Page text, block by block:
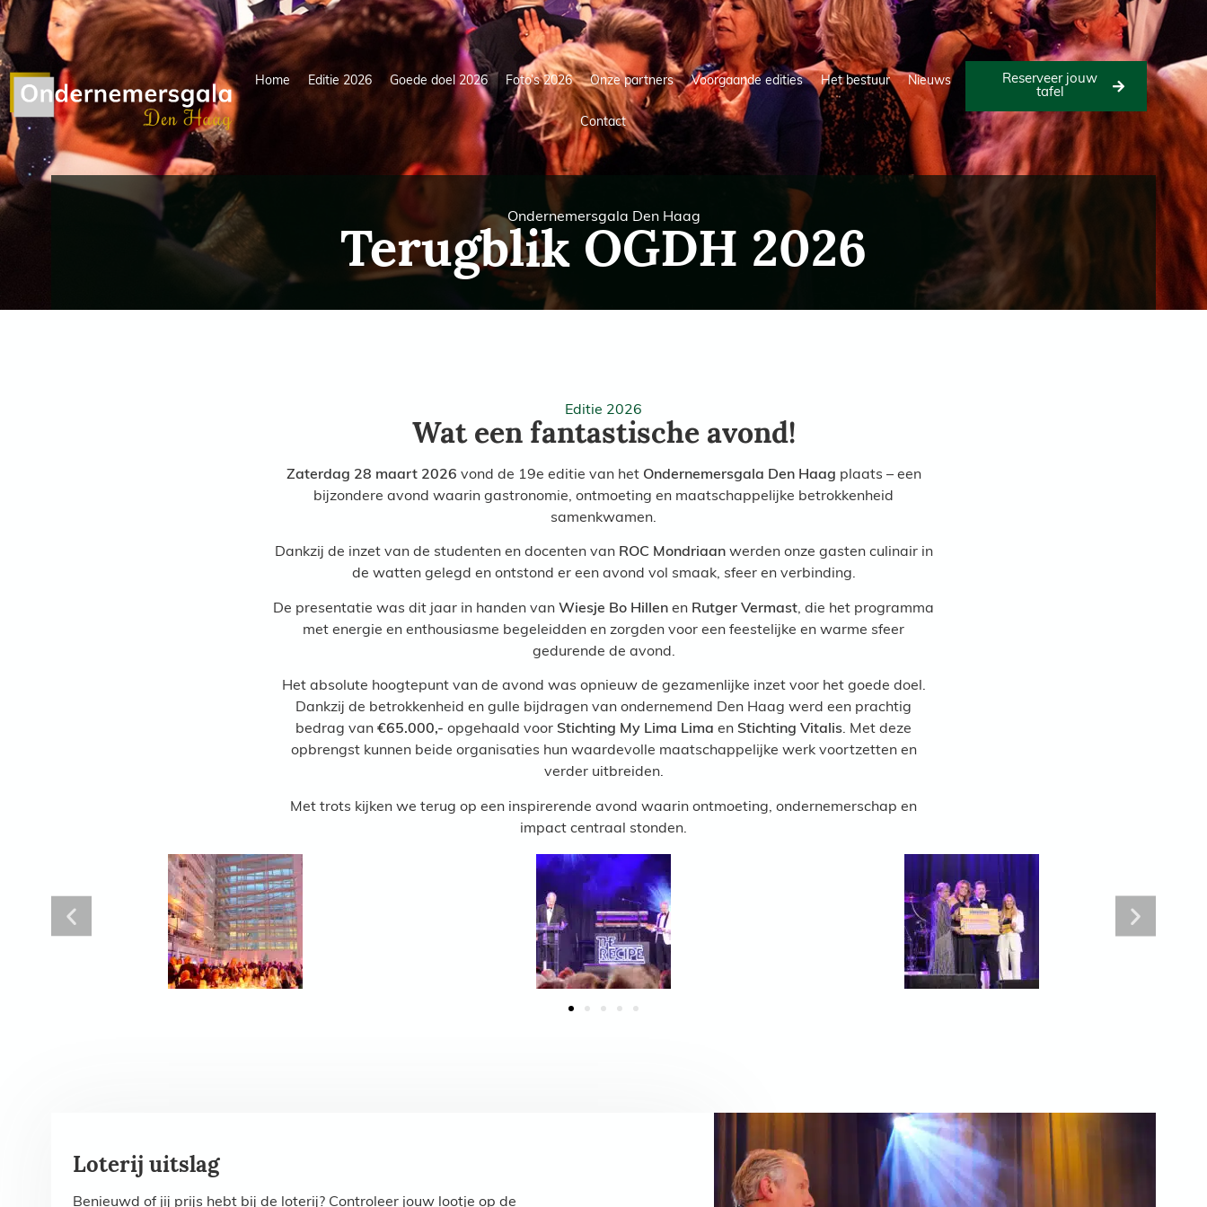
Reserveer jouw
tafel
Home Editie 2026 Goede doel 2026 Foto’s 2026 Onze partners Voorgaande edities Het bestuur Nieuws
Contact
Ondernemersgala Den Haag
Terugblik OGDH 2026
Editie 2026
Wat een fantastische avond!
Zaterdag 28 maart 2026 vond de 19e editie van het Ondernemersgala Den Haag plaats – een
bijzondere avond waarin gastronomie, ontmoeting en maatschappelijke betrokkenheid
samenkwamen.
Dankzij de inzet van de studenten en docenten van ROC Mondriaanwerden onze gasten culinair in
de watten gelegd en ontstond er een avond vol smaak, sfeer en verbinding.
De presentatie was dit jaar in handen van Wiesje Bo Hillen en Rutger Vermast, die het programma
met energie en enthousiasme begeleidden en zorgden voor een feestelijke en warme sfeer
gedurende de avond.
Het absolute hoogtepunt van de avond was opnieuw de gezamenlijke inzet voor het goede doel.
Dankzij de betrokkenheid en gulle bijdragen van ondernemend Den Haag werd een prachtig
bedrag van €65.000,- opgehaald voor Stichting My Lima Lima en Stichting Vitalis. Met deze
opbrengst kunnen beide organisaties hun waardevolle maatschappelijke werk voortzetten en
verder uitbreiden.
Met trots kijken we terug op een inspirerende avond waarin ontmoeting, ondernemerschap en
impact centraal stonden.
Loterij uitslag
Benieuwd of jij prijs hebt bij de loterij? Controleer jouw lootje op de